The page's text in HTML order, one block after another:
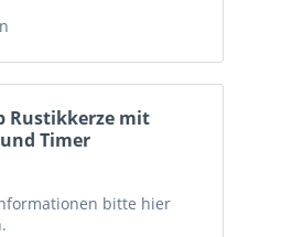
Rustikkerze mit
Timer
bitte hier
.